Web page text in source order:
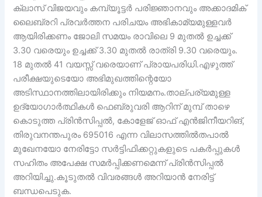
ക്ലാസ് വിജയവും കമ്പ്യൂട്ടർ പരിജ്ഞാനവും അക്കാദമിക്
ലൈബ്രറി പ്രവർത്തന പരിചയം അഭികാമ്യമുള്ളവർ
ആയിരിക്കണം ജോലി സമയം രാവിലെ 9 മുതൽ ഉച്ചക്ക്
3.30 വരെയും ഉച്ചക്ക് 3.30 മുതൽ രാത്രി 9.30 വരെയും.
18 മുതൽ 41 വയസ്സ് വരെയാണ് പ്രായപരിധി.എഴുത്ത്
പരീക്ഷയുടെയോ അഭിമുഖത്തിന്റെയോ
അടിസ്ഥാനത്തിലായിരിക്കും നിയമനം.താല്പര്യമുള്ള
ഉദ്യോഗാർത്ഥികൾ ഫെബ്രുവരി ആറിന് മുമ്പ് താഴെ
കൊടുത്ത പ്രിൻസിപ്പൽ, കോളേജ് ഓഫ് എൻജിനീയറിങ്,
തിരുവനന്തപുരം 695016 എന്ന വിലാസത്തിൽതപാൽ
മുഖേനയോ നേരിട്ടോ സർട്ടിഫിക്കറ്റുകളുടെ പകർപ്പുകൾ
സഹിതം അപേക്ഷ സമർപ്പിക്കണമെന്ന് പ്രിൻസിപ്പൽ
അറിയിച്ചു.കൂടുതൽ വിവരങ്ങൾ അറിയാൻ നേരിട്ട്
ബന്ധപെടുക.